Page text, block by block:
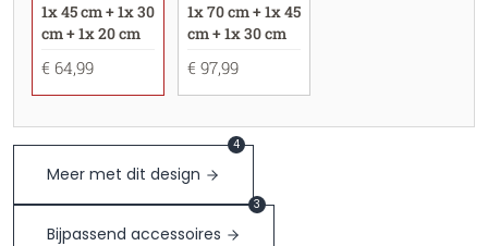
1x 45 cm + 1x 30
cm + 1x 20 cm
€ 64,99
1x 70 cm + 1x 45
cm + 1x 30 cm
€ 97,99
Meer met dit design
4
Bijpassend accessoires
3